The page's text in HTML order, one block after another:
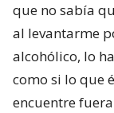
que no sabía
al levantarme
alcohólico, lo
como si lo que
encuentre